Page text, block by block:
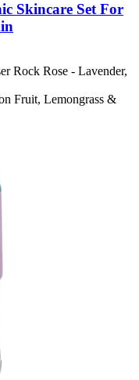
Skincare Set For
Rock Rose - Lavender,
Fruit, Lemongrass &